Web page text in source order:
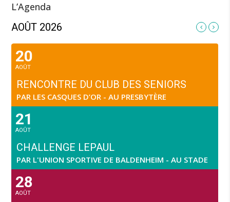
L’Agenda
AOÛT 2026
20
AOÛT
RENCONTRE DU CLUB DES SENIORS
PAR LES CASQUES D’OR - AU PRESBYTÈRE
21
AOÛT
CHALLENGE LEPAUL
PAR L'UNION SPORTIVE DE BALDENHEIM - AU STADE
28
AOÛT